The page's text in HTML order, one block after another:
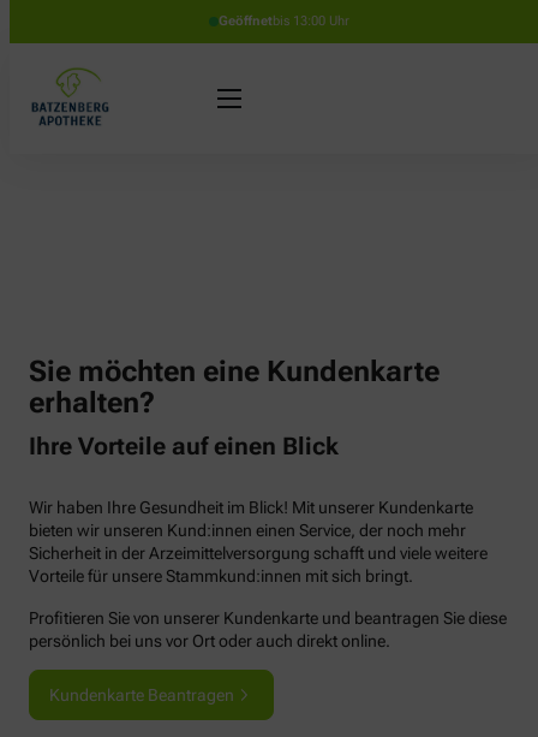
Geöffnetbis 13:00 Uhr
Sie möchten eine Kundenkarte
erhalten?
Ihre Vorteile auf einen Blick
Wir haben Ihre Gesundheit im Blick! Mit unserer Kundenkarte
bieten wir unseren Kund:innen einen Service, der noch mehr
Sicherheit in der Arzeimittelversorgung schafft und viele weitere
Vorteile für unsere Stammkund:innen mit sich bringt.
Profitieren Sie von unserer Kundenkarte und beantragen Sie diese
persönlich bei uns vor Ort oder auch direkt online.
Kundenkarte Beantragen